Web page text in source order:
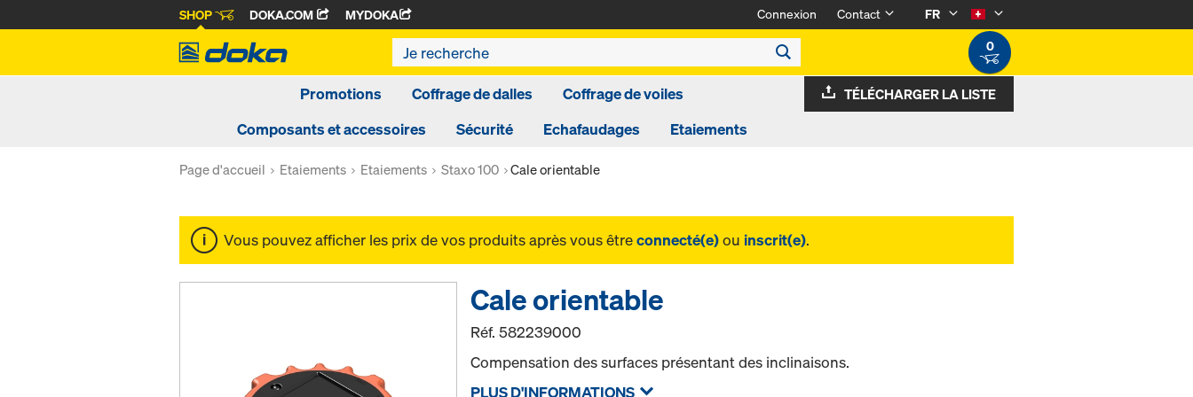
SHOP DOKA.COM MYDOKA Connexion Contact
FR
0
Promotions Coffrage de dalles
Coffrage de voiles
Composants et accessoires
Sécurité Echafaudages Etaiements
TÉLÉCHARGER LA LISTE
Page d'accueil Etaiements Etaiements Staxo 100 Cale orientable
Vous pouvez afficher les prix de vos produits après vous êtreconnecté(e)ou inscrit(e).
Cale orientable
Réf.582239000
Compensation des surfaces présentant des inclinaisons.
PLUS D'INFORMATIONS